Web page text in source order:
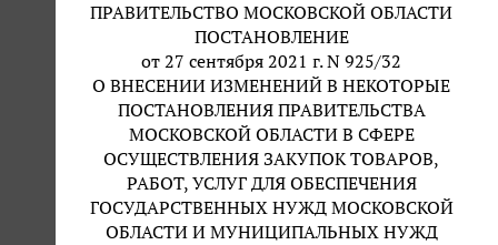
ПРАВИТЕЛЬСТВО МОСКОВСКОЙ ОБЛАСТИ
ПОСТАНОВЛЕНИЕ
от 27 сентября 2021 г. N 925/32
О ВНЕСЕНИИ ИЗМЕНЕНИЙ В НЕКОТОРЫЕ
ПОСТАНОВЛЕНИЯ ПРАВИТЕЛЬСТВА
МОСКОВСКОЙ ОБЛАСТИ В СФЕРЕ
ОСУЩЕСТВЛЕНИЯ ЗАКУПОК ТОВАРОВ,
РАБОТ, УСЛУГ ДЛЯ ОБЕСПЕЧЕНИЯ
ГОСУДАРСТВЕННЫХ НУЖД МОСКОВСКОЙ
ОБЛАСТИ И МУНИЦИПАЛЬНЫХ НУЖД